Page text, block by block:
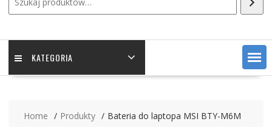
KATEGORIA
Home Produkty Bateria do laptopa MSI BTY-M6M